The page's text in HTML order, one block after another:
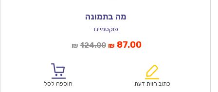
מה בתמונה
פוקסמיינד
₪ 124.00המחיר
₪124.00.
₪ 87.00המחיר
הוא:
כתוב חוות דעת הוספה לסל